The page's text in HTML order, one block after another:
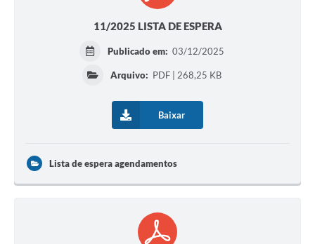
11/2025 LISTA DE ESPERA
Publicado em: 03/12/2025
Arquivo: PDF | 268,25 KB
Baixar
Lista de espera agendamentos